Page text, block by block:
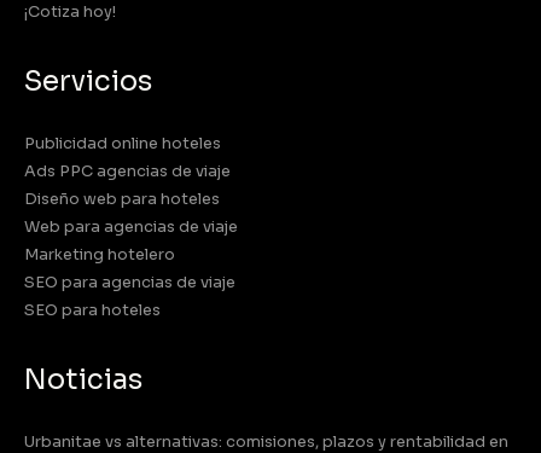
¡Cotiza hoy!
Servicios
Publicidad online hoteles
Ads PPC agencias de viaje
Diseño web para hoteles
Web para agencias de viaje
Marketing hotelero
SEO para agencias de viaje
SEO para hoteles
Noticias
Urbanitae vs alternativas: comisiones, plazos y rentabilidad en